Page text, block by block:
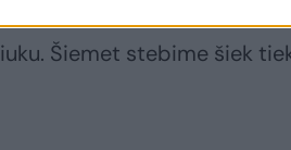
Šiemet stebime šiek